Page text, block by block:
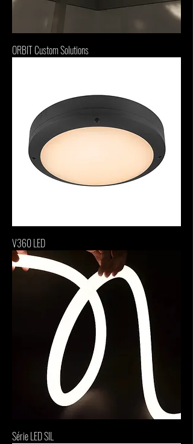
ORBIT Custom Solutions
V360 LED
Série LED SIL